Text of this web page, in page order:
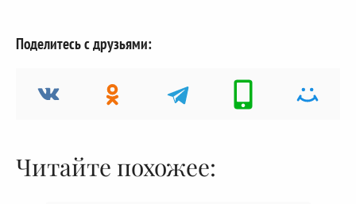
Поделитесь с друзьями:
Читайте похожее: